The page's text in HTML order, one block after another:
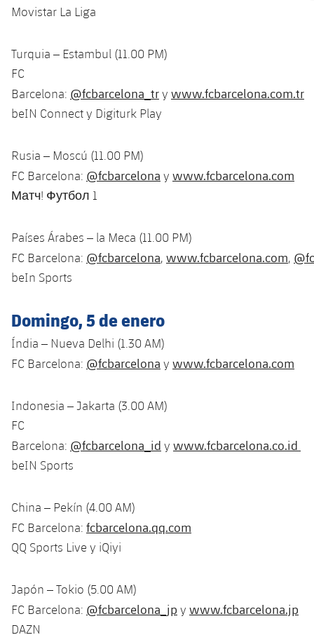
Movistar La Liga
Turquia – Estambul (11.00 PM)
FC
Barcelona: @fcbarcelona_try www.fcbarcelona.com.tr
beIN Connect y Digiturk Play
Rusia – Moscú (11.00 PM)
FC Barcelona: @fcbarcelona y www.fcbarcelona.com
Матч! Футбол 1
Países Árabes – la Meca (11.00 PM)
FC Barcelona: @fcbarcelona, www.fcbarcelona.com,
beIn Sports
Domingo, 5 de enero
Índia – Nueva Delhi (1.30 AM)
FC Barcelona: @fcbarcelona y www.fcbarcelona.com
Indonesia – Jakarta (3.00 AM)
FC
Barcelona: @fcbarcelona_id y www.fcbarcelona.co.id
beIN Sports
China – Pekín (4.00 AM)
FC Barcelona: fcbarcelona.qq.com
QQ Sports Live y iQiyi
Japón – Tokio (5.00 AM)
FC Barcelona: @fcbarcelona_jp y www.fcbarcelona.jp
DAZN